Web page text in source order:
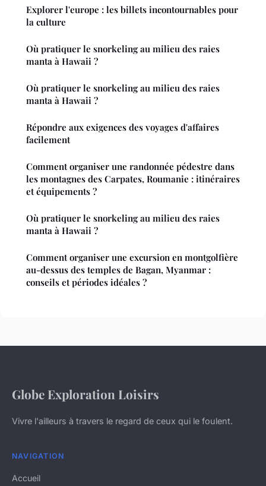
Explorer l'europe : les billets incontournables pour
la culture
Où pratiquer le snorkeling au milieu des raies
manta à Hawaii ?
Où pratiquer le snorkeling au milieu des raies
manta à Hawaii ?
Répondre aux exigences des voyages d'affaires
facilement
Comment organiser une randonnée pédestre dans
les montagnes des Carpates, Roumanie : itinéraires
et équipements ?
Où pratiquer le snorkeling au milieu des raies
manta à Hawaii ?
Comment organiser une excursion en montgolfière
au-dessus des temples de Bagan, Myanmar :
conseils et périodes idéales ?
Globe Exploration Loisirs
Vivre l'ailleurs à travers le regard de ceux qui le foulent.
NAVIGATION
Accueil